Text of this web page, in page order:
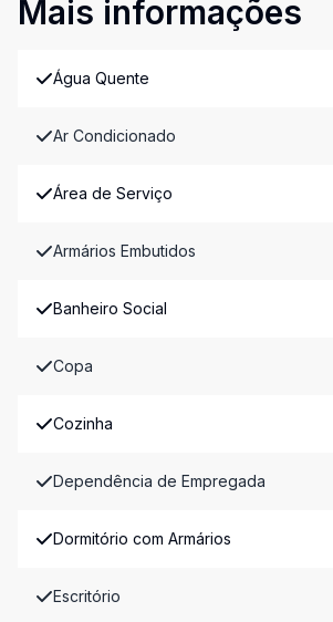
Mais informações
Água Quente
Ar Condicionado
Área de Serviço
Armários Embutidos
Banheiro Social
Copa
Cozinha
Dependência de Empregada
Dormitório com Armários
Escritório